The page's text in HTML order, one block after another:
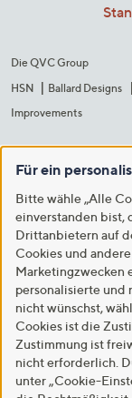
Die QVC Group
HSN
Ballard Designs
Improvements
Für ein
Bitte wähle „Alle
einverstanden bist,
Drittanbietern auf
Cookies und
Marketingzwecken
personalisierte und
nicht wünschst,
Cookies ist die
Zustimmung ist
nicht erforderlich.
unter „Cookie-